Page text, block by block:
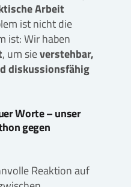
Arbeit
ist nicht die
ist: Wir haben
, um sieverstehbar,
diskussionsfähig
Worte – unser
gegen
Reaktion auf